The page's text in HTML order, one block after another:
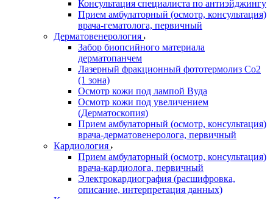
Консультация специалиста по антиэйджингу
Прием амбулаторный (осмотр, консультация)
врача-гематолога, первичный
Дерматовенерология
Забор биопсийного материала
дерматопанчем
Лазерный фракционный фототермолиз Со2
(1 зона)
Осмотр кожи под лампой Вуда
Осмотр кожи под увеличением
(Дерматоскопия)
Прием амбулаторный (осмотр, консультация)
врача-дерматовенеролога, первичный
Кардиология
Прием амбулаторный (осмотр, консультация)
врача-кардиолога, первичный
Электрокардиография (расшифровка,
описание, интерпретация данных)